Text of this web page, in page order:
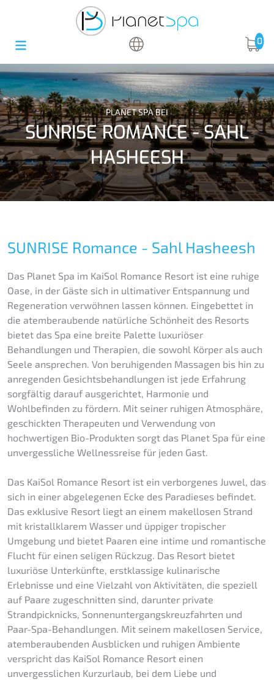
0
PLANET SPA BEI
SUNRISE ROMANCE - SAHL
HASHEESH
SUNRISE Romance - Sahl Hasheesh
Das Planet Spa im KaiSol Romance Resort ist eine ruhige
Oase, in der Gäste sich in ultimativer Entspannung und
Regeneration verwöhnen lassen können. Eingebettet in
die atemberaubende natürliche Schönheit des Resorts
bietet das Spa eine breite Palette luxuriöser
Behandlungen und Therapien, die sowohl Körper als auch
Seele ansprechen. Von beruhigenden Massagen bis hin zu
anregenden Gesichtsbehandlungen ist jede Erfahrung
sorgfältig darauf ausgerichtet, Harmonie und
Wohlbefinden zu fördern. Mit seiner ruhigen Atmosphäre,
geschickten Therapeuten und Verwendung von
hochwertigen Bio-Produkten sorgt das Planet Spa für eine
unvergessliche Wellnessreise für jeden Gast.
Das KaiSol Romance Resort ist ein verborgenes Juwel, das
sich in einer abgelegenen Ecke des Paradieses befindet.
Das exklusive Resort liegt an einem makellosen Strand
mit kristallklarem Wasser und üppiger tropischer
Umgebung und bietet Paaren eine intime und romantische
Flucht für einen seligen Rückzug. Das Resort bietet
luxuriöse Unterkünfte, erstklassige kulinarische
Erlebnisse und eine Vielzahl von Aktivitäten, die speziell
auf Paare zugeschnitten sind, darunter private
Strandpicknicks, Sonnenuntergangskreuzfahrten und
Paar-Spa-Behandlungen. Mit seinem makellosen Service,
atemberaubenden Ausblicken und ruhigen Ambiente
verspricht das KaiSol Romance Resort einen
unvergesslichen Kurzurlaub, bei dem Liebe und